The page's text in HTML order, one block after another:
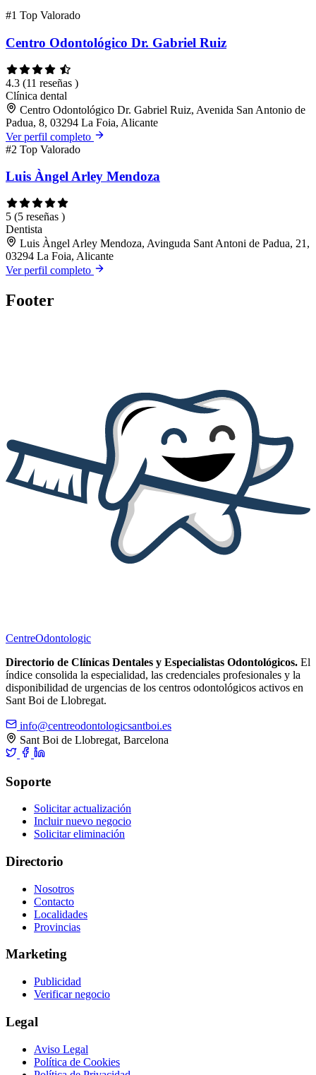
#1 Top Valorado
Centro Odontológico Dr. Gabriel Ruiz
4.3 (11 reseñas )
Clínica dental
Centro Odontológico Dr. Gabriel Ruiz, Avenida San Antonio de
Padua, 8, 03294 La Foia, Alicante
Ver perfil completo
#2 Top Valorado
Luis Àngel Arley Mendoza
5 (5 reseñas )
Dentista
Luis Àngel Arley Mendoza, Avinguda Sant Antoni de Padua, 21,
03294 La Foia, Alicante
Ver perfil completo
Footer
CentreOdontologic
Directorio de Clínicas Dentales y Especialistas Odontológicos. El
índice consolida la especialidad, las credenciales profesionales y la
disponibilidad de urgencias de los centros odontológicos activos en
Sant Boi de Llobregat.
info@centreodontologicsantboi.es
Sant Boi de Llobregat, Barcelona
Soporte
Solicitar actualización
Incluir nuevo negocio
Solicitar eliminación
Directorio
Nosotros
Contacto
Localidades
Provincias
Marketing
Publicidad
Verificar negocio
Legal
Aviso Legal
Política de Cookies